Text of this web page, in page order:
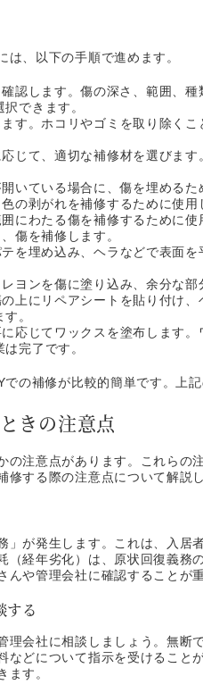
、以下の手順で進めます。
認します。傷の深さ、範囲、
できます。
す。ホコリやゴミを取り除く
じて、適切な補修材を選びま
いている場合に、傷を埋める
の剥がれを補修するために使
にわたる傷を補修するために
傷を補修します。
を埋め込み、ヘラなどで表面
レヨンを傷に塗り込み、余分な
の上にリペアシートを貼り付け
。
応じてワックスを塗布します
完了です。
の補修が比較的簡単です。上
きの注意点
の注意点があります。これら
する際の注意点について解説し
」が発生します。これは、入居
（経年劣化）は、原状回復義
や管理会社に確認することが重
する
理会社に相談しましょう。無
などについて指示を受けるこ
ます。